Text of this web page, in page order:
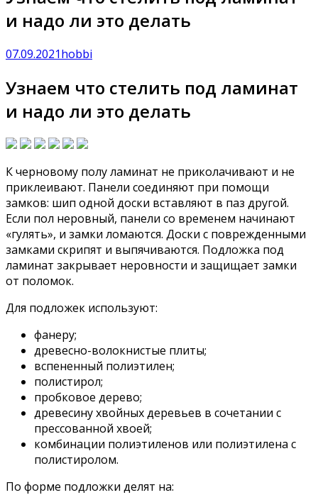
и надо ли это делать
07.09.2021hobbi
Узнаем что стелить под ламинат
и надо ли это делать
К черновому полу ламинат не приколачивают и не
приклеивают. Панели соединяют при помощи
замков: шип одной доски вставляют в паз другой.
Если пол неровный, панели со временем начинают
«гулять», и замки ломаются. Доски с поврежденными
замками скрипят и выпячиваются. Подложка под
ламинат закрывает неровности и защищает замки
от поломок.
Для подложек используют:
фанеру;
древесно-волокнистые плиты;
вспененный полиэтилен;
полистирол;
пробковое дерево;
древесину хвойных деревьев в сочетании с
прессованной хвоей;
комбинации полиэтиленов или полиэтилена с
полистиролом.
По форме подложки делят на: